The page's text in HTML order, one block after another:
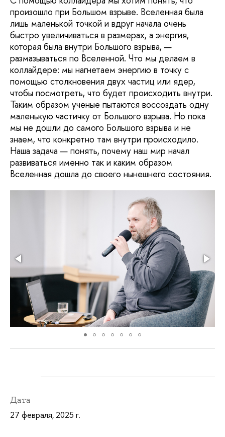
произошло при Большом взрыве. Вселенная была
лишь маленькой точкой и вдруг начала очень
быстро увеличиваться в размерах, а энергия,
которая была внутри Большого взрыва, —
размазываться по Вселенной. Что мы делаем в
коллайдере: мы нагнетаем энергию в точку с
помощью столкновения двух частиц или ядер,
чтобы посмотреть, что будет происходить внутри.
Таким образом ученые пытаются воссоздать одну
маленькую частичку от Большого взрыва. Но пока
мы не дошли до самого Большого взрыва и не
знаем, что конкретно там внутри происходило.
Наша задача — понять, почему наш мир начал
развиваться именно так и каким образом
Вселенная дошла до своего нынешнего состояния.
Дата
27 февраля, 2025 г.